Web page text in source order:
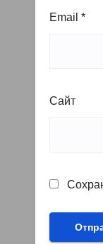
Email *
Сайт